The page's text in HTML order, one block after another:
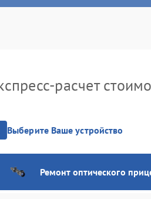
расчет
Выберите Ваше устройство
Ремонт оптического